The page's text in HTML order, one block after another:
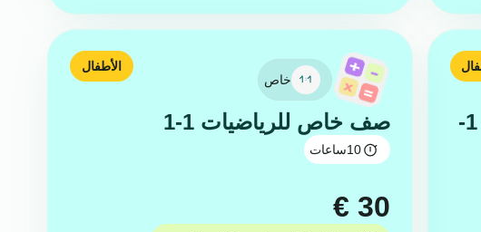
تدريب خاص بالرياضيات بالساعة 1-
خاص
صف خاص للرياضيات 1-1
10ساعات
الأطفال
€30